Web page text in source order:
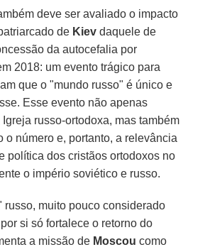
deve ser avaliado o impacto
de Kiev daquele de
da autocefalia por
2018: um evento trágico para
que o "mundo russo" é único e
Esse evento não apenas
russo-ortodoxa, mas também
o número e, portanto, a relevância
política dos cristãos ortodoxos no
o império soviético e russo.
russo, muito pouco considerado
si só fortalece o retorno do
a missão de Moscou como